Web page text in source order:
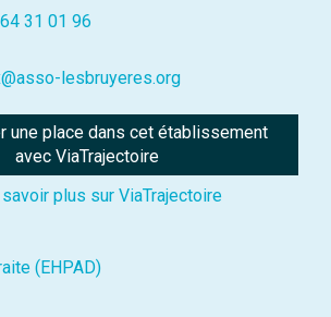
31 01 96
lesbruyeres.org
une place dans cet établissement
avec ViaTrajectoire
savoir plus sur ViaTrajectoire
(EHPAD)